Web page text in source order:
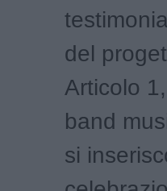
del
Articolo
band
si